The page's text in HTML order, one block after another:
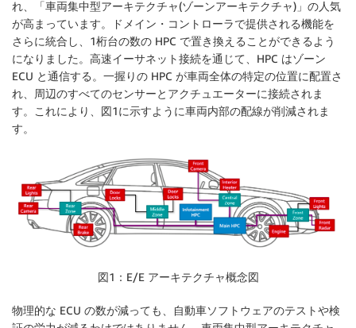
れ、「車両集中型アーキテクチャ(ゾーンアーキテクチャ)」の人気
が高まっています。ドメイン・コントローラで提供される機能を
さらに統合し、1桁台の数の HPC で置き換えることができるよう
になりました。高速イーサネット接続を通じて、HPC はゾーン
ECU と通信する。一握りの HPC が車両全体の特定の位置に配置さ
れ、周辺のすべてのセンサーとアクチュエーターに接続されま
す。これにより、図1に示すように車両内部の配線が削減されま
す。
図1：E/E アーキテクチャ概念図
物理的な ECU の数が減っても、自動車ソフトウェアのテストや検